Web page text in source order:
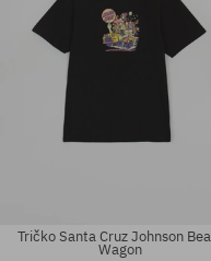
Tričko Santa Cruz Johnson
Wagon